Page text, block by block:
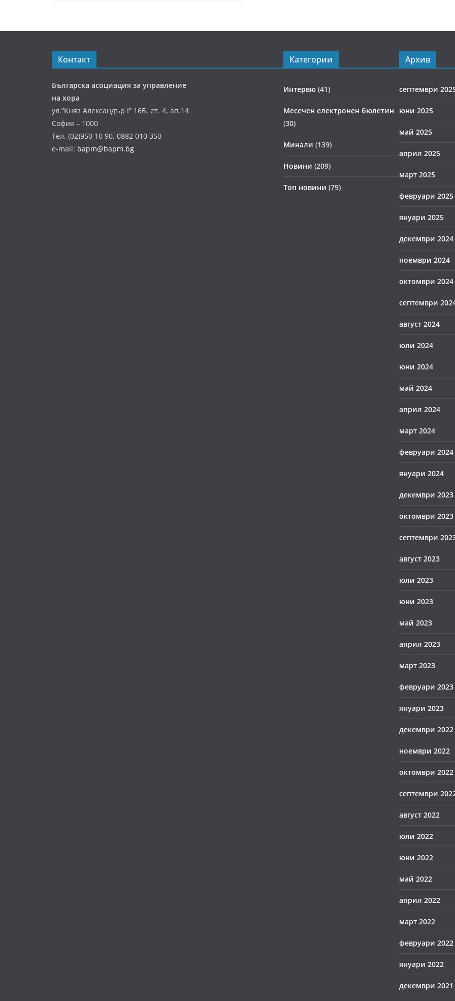
Контакт
Българска асоциация за управление
на хора
ул.”Княз Александър І” 16Б, ет. 4, ап.14
София – 1000
Тел. (02)950 10 90, 0882 010 350
e-mail: bapm@bapm.bg
Категории
Интервю (41)
Месечен електронен бюлетин
(30)
Минали (139)
Новини (209)
Топ новини (79)
Архив
септември
юни 2025
май 2025
април 2025
март 2025
февруари 2025
януари 2025
декември 2024
ноември 2024
октомври 2024
септември
август 2024
юли 2024
юни 2024
май 2024
април 2024
март 2024
февруари 2024
януари 2024
декември 2023
октомври 2023
септември
август 2023
юли 2023
юни 2023
май 2023
април 2023
март 2023
февруари 2023
януари 2023
декември 2022
ноември 2022
октомври 2022
септември
август 2022
юли 2022
юни 2022
май 2022
април 2022
март 2022
февруари 2022
януари 2022
декември 2021